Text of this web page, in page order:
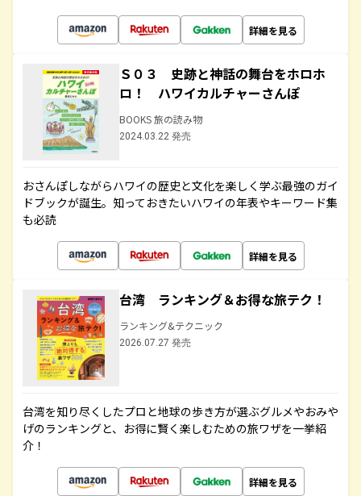
詳細を見る
Ｓ０３ 史跡と神話の舞台をホロホ
ロ！ ハワイカルチャーさんぽ
BOOKS 旅の読み物
2024.03.22 発売
おさんぽしながらハワイの歴史と文化を楽しく学ぶ最強のガイ
ドブックが誕生。知っておきたいハワイの年表やキーワード集
も必読
詳細を見る
台湾 ランキング＆お得な旅テク！
ランキング&テクニック
2026.07.27 発売
台湾を知り尽くしたプロと地球の歩き方が選ぶグルメやおみや
げのランキングと、お得に賢く楽しむための旅ワザを一挙紹
介！
詳細を見る